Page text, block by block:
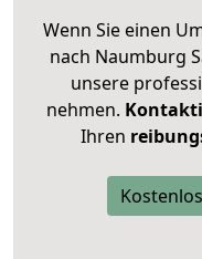
Wenn Sie einen
nach Naumburg
unsere
nehmen.
Ihren